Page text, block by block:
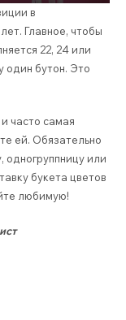
в
Главное, чтобы
22, 24 или
один бутон. Это
часто самая
ей. Обязательно
одногруппницу или
букета цветов
любимую!